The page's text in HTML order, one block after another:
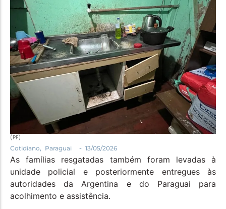
Política
Santa Helena e Região
Saúde e Bem-Estar
(PF)
Cotidiano, Paraguai - 13/05/2026
As famílias resgatadas também foram levadas à
unidade policial e posteriormente entregues às
autoridades da Argentina e do Paraguai para
acolhimento e assistência.